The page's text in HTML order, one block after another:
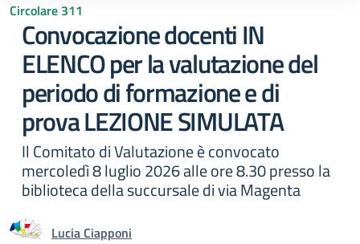
Circolare 311
Convocazione docenti IN
ELENCO per la valutazione del
periodo di formazione e di
prova LEZIONE SIMULATA
Il Comitato di Valutazione è convocato
mercoledì 8 luglio 2026 alle ore 8.30 presso la
biblioteca della succursale di via Magenta
Lucia Ciapponi